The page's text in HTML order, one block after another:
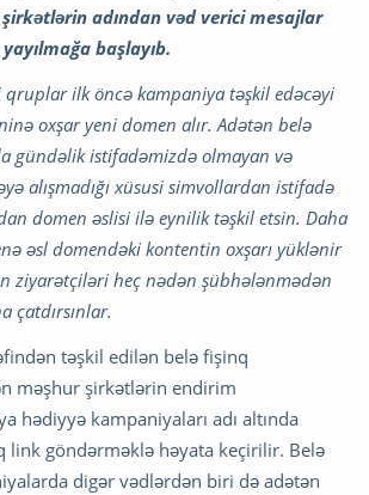
adından vəd verici mesajlar
başlayıb.
ilk öncə kampaniya təşkil edəcəyi
oxşar yeni domen alır. Adətən belə
gündəlik istifadəmizdə olmayan və
alışmadığı xüsusi simvollardan istifadə
domen əslisi ilə eynilik təşkil etsin. Daha
əsl domendəki kontentin oxşarı yüklənir
ziyarətçiləri heç nədən şübhələnmədən
çatdırsınlar.
təşkil edilən belə fişinq
məşhur şirkətlərin endirim
hədiyyə kampaniyaları adı altında
link göndərməklə həyata keçirilir. Belə
digər vədlərdən biri də adətən